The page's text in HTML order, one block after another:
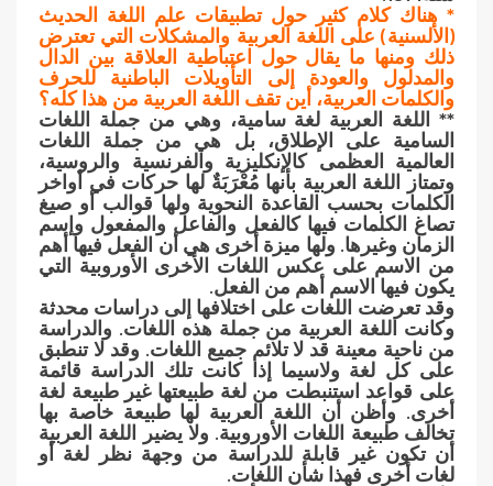
* هناك كلام كثير حول تطبيقات علم اللغة الحديث
(الألسنية) على اللغة العربية والمشكلات التي تعترض
ذلك ومنها ما يقال حول اعتباطية العلاقة بين الدال
والمدلول والعودة إلى التأويلات الباطنية للحرف
والكلمات العربية، أين تقف اللغة العربية من هذا كله؟
** اللغة العربية لغة سامية، وهي من جملة اللغات
السامية على الإطلاق، بل هي من جملة اللغات
العالمية العظمى كالإنكليزية والفرنسية والروسية،
وتمتاز اللغة العربية بأنها مُعْرَبَةٌ لها حركات في أواخر
الكلمات بحسب القاعدة النحوية ولها قوالب أو صيغ
تصاغ الكلمات فيها كالفعل والفاعل والمفعول وإسم
الزمان وغيرها. ولها ميزة أخرى هي أن الفعل فيها أهم
من الاسم على عكس اللغات الأخرى الأوروبية التي
يكون فيها الاسم أهم من الفعل.
وقد تعرضت اللغات على اختلافها إلى دراسات محدثة
وكانت اللغة العربية من جملة هذه اللغات. والدراسة
من ناحية معينة قد لا تلائم جميع اللغات. وقد لا تنطبق
على كل لغة ولاسيما إذا كانت تلك الدراسة قائمة
على قواعد استنبطت من لغة طبيعتها غير طبيعة لغة
أخرى. وأظن أن اللغة العربية لها طبيعة خاصة بها
تخالف طبيعة اللغات الأوروبية. ولا يضير اللغة العربية
أن تكون غير قابلة للدراسة من وجهة نظر لغة أو
لغات أخرى فهذا شأن اللغات.